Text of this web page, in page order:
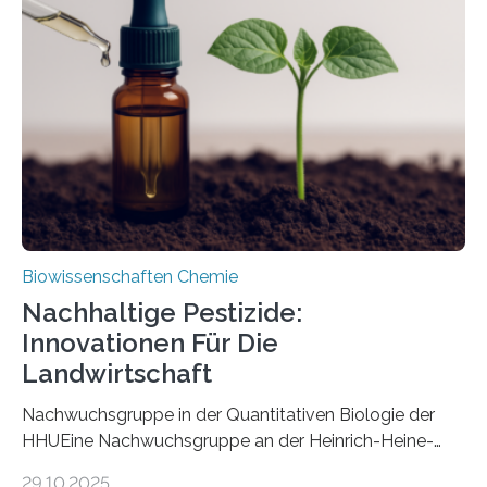
Art einer neuen Gattung beschrieben werden und trägt
nun den Namen Cretosabethes primaevus. Dieser erste
fossile Nachweis einer Stechmückenlarve in Bernstein
stellt gleichzeitig den ersten Fossilfund einer
Mückenlarve aus dem Mesozoikum dar, denn…
Biowissenschaften Chemie
Nachhaltige Pestizide:
Innovationen Für Die
Landwirtschaft
Nachwuchsgruppe in der Quantitativen Biologie der
HHUEine Nachwuchsgruppe an der Heinrich-Heine-